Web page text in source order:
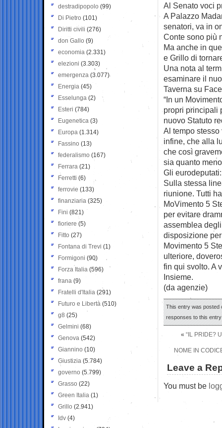
Al Senato voci
A Palazzo
senatori, va in
Conte sono più
Ma anche in
e Grillo di
Una nota al
esaminare il
Taverna su
“In un
propri principali
nuovo Statuto
Al tempo stesso
infine, che alla
che così
sia quanto
Gli
Sulla stessa
riunione. Tutti
MoVimento 5
per evitare
assemblea
disposizione
Movimento 5
ulteriore,
fin qui svolto. A
Insieme.
(da agenzie)
This entry was posted
responses to this
« “IL PRIDE?
NOME IN
Leave a
You must be
destradipopolo (99)
Di Pietro (101)
Diritti civili (276)
don Gallo (9)
economia (2.331)
elezioni (3.303)
emergenza (3.077)
Energia (45)
Esselunga (2)
Esteri (784)
Eugenetica (3)
Europa (1.314)
Fassino (13)
federalismo (167)
Ferrara (21)
Ferretti (6)
ferrovie (133)
finanziaria (325)
Fini (821)
fioriere (5)
Fitto (27)
Fontana di Trevi (1)
Formigoni (90)
Forza Italia (596)
frana (9)
Fratelli d'Italia (291)
Futuro e Libertà (510)
g8 (25)
Gelmini (68)
Genova (542)
Giannino (10)
Giustizia (5.784)
governo (5.799)
Grasso (22)
Green Italia (1)
Grillo (2.941)
Idv (4)